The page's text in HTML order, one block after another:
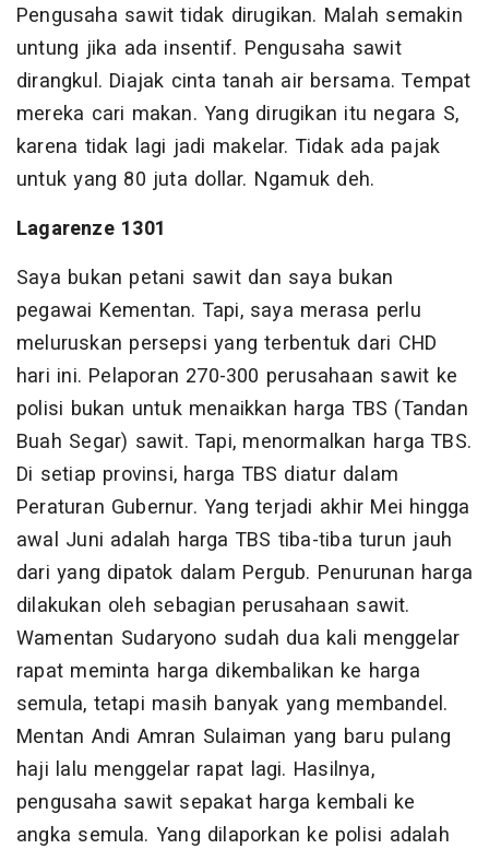
Pengusaha sawit tidak dirugikan. Malah semakin
untung jika ada insentif. Pengusaha sawit
dirangkul. Diajak cinta tanah air bersama. Tempat
mereka cari makan. Yang dirugikan itu negara S,
karena tidak lagi jadi makelar. Tidak ada pajak
untuk yang 80 juta dollar. Ngamuk deh.
Lagarenze 1301
Saya bukan petani sawit dan saya bukan
pegawai Kementan. Tapi, saya merasa perlu
meluruskan persepsi yang terbentuk dari CHD
hari ini. Pelaporan 270-300 perusahaan sawit ke
polisi bukan untuk menaikkan harga TBS (Tandan
Buah Segar) sawit. Tapi, menormalkan harga TBS.
Di setiap provinsi, harga TBS diatur dalam
Peraturan Gubernur. Yang terjadi akhir Mei hingga
awal Juni adalah harga TBS tiba-tiba turun jauh
dari yang dipatok dalam Pergub. Penurunan harga
dilakukan oleh sebagian perusahaan sawit.
Wamentan Sudaryono sudah dua kali menggelar
rapat meminta harga dikembalikan ke harga
semula, tetapi masih banyak yang membandel.
Mentan Andi Amran Sulaiman yang baru pulang
haji lalu menggelar rapat lagi. Hasilnya,
pengusaha sawit sepakat harga kembali ke
angka semula. Yang dilaporkan ke polisi adalah